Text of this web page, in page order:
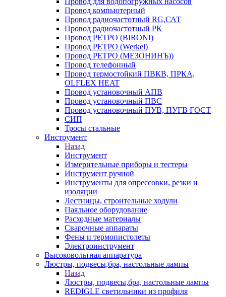
Провод компьютерный
Провод радиочастотный RG,САТ
Провод радиочастотный РК
Провод РЕТРО (BIRONI)
Провод РЕТРО (Werkel)
Провод РЕТРО (МЕЗОНИНЪ))
Провод телефонный
Провод термостойкий ПВКВ, ПРКА,
OLFLEX HEAT
Провод установочный АПВ
Провод установочный ПВС
Провод установочный ПУВ, ПУГВ ГОСТ
СИП
Тросы стальные
Инструмент
Назад
Инструмент
Измерительные приборы и тестеры
Инструмент ручной
Инструменты для опрессовки, резки и
изоляции
Лестницы, строительные ходули
Паяльное оборудование
Расходные материалы
Сварочные аппараты
Фены и термопистолеты
Электроинструмент
Высоковольтная аппаратура
Люстры, подвесы,бра, настольные лампы
Назад
Люстры, подвесы,бра, настольные лампы
REDIGLE светильники из профиля